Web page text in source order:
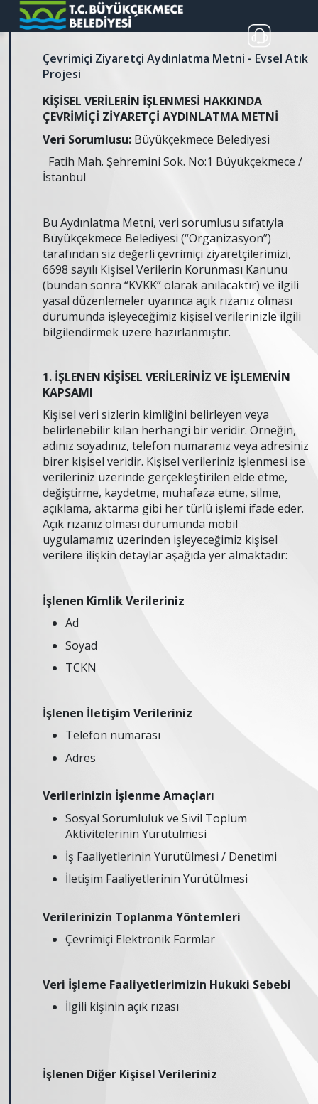
Çevrimiçi Ziyaretçi Aydınlatma Metni - Evsel Atık
Projesi
KİŞİSEL VERİLERİN İŞLENMESİ HAKKINDA
ÇEVRİMİÇİ ZİYARETÇİ AYDINLATMA METNİ
Veri Sorumlusu: Büyükçekmece Belediyesi
Fatih Mah. Şehremini Sok. No:1 Büyükçekmece /
İstanbul
Bu Aydınlatma Metni, veri sorumlusu sıfatıyla
Büyükçekmece Belediyesi (“Organizasyon”)
tarafından siz değerli çevrimiçi ziyaretçilerimizi,
6698 sayılı Kişisel Verilerin Korunması Kanunu
(bundan sonra “KVKK” olarak anılacaktır) ve ilgili
yasal düzenlemeler uyarınca açık rızanız olması
durumunda işleyeceğimiz kişisel verilerinizle ilgili
bilgilendirmek üzere hazırlanmıştır.
1. İŞLENEN KİŞİSEL VERİLERİNİZ VE İŞLEMENİN
KAPSAMI
Kişisel veri sizlerin kimliğini belirleyen veya
belirlenebilir kılan herhangi bir veridir. Örneğin,
adınız soyadınız, telefon numaranız veya adresiniz
birer kişisel veridir. Kişisel verileriniz işlenmesi ise
verileriniz üzerinde gerçekleştirilen elde etme,
değiştirme, kaydetme, muhafaza etme, silme,
açıklama, aktarma gibi her türlü işlemi ifade eder.
Açık rızanız olması durumunda mobil
uygulamamız üzerinden işleyeceğimiz kişisel
verilere ilişkin detaylar aşağıda yer almaktadır:
İşlenen Kimlik Verileriniz
Ad
Soyad
TCKN
İşlenen İletişim Verileriniz
Telefon numarası
Adres
Verilerinizin İşlenme Amaçları
Sosyal Sorumluluk ve Sivil Toplum
Aktivitelerinin Yürütülmesi
İş Faaliyetlerinin Yürütülmesi / Denetimi
İletişim Faaliyetlerinin Yürütülmesi
Verilerinizin Toplanma Yöntemleri
Çevrimiçi Elektronik Formlar
Veri İşleme Faaliyetlerimizin Hukuki Sebebi
İlgili kişinin açık rızası
İşlenen Diğer Kişisel Verileriniz